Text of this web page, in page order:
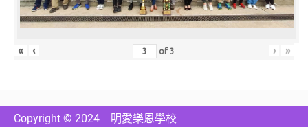
« ‹ of3 › »
Copyright © 2024 明愛樂恩學校